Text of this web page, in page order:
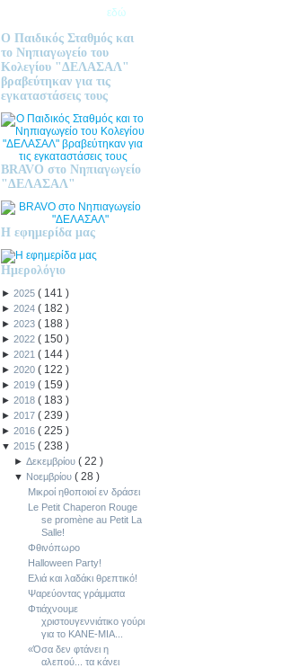
εδώ
Ο Παιδικός Σταθμός και
το Νηπιαγωγείο του
Κολεγίου "ΔΕΛΑΣΑΛ"
βραβεύτηκαν για τις
εγκαταστάσεις τους
BRAVO στο Νηπιαγωγείο
"ΔΕΛΑΣΑΛ"
Η εφημερίδα μας
Ημερολόγιο
► 2025 ( 141 )
► 2024 ( 182 )
► 2023 ( 188 )
► 2022 ( 150 )
► 2021 ( 144 )
► 2020 ( 122 )
► 2019 ( 159 )
► 2018 ( 183 )
► 2017 ( 239 )
► 2016 ( 225 )
▼ 2015 ( 238 )
►Δεκεμβρίου(22)
▼ Νοεμβρίου(28)
Μικροί ηθοποιοί εν δράσει
Le Petit Chaperon Rouge
se promène au Petit La
Salle!
Φθινόπωρο
Halloween Party!
Ελιά και λαδάκι θρεπτικό!
Ψαρεύοντας γράμματα
Φτιάχνουμε
χριστουγεννιάτικο γούρι
για το ΚΑΝΕ-ΜΙΑ...
«Όσα δεν φτάνει η
αλεπού... τα κάνει